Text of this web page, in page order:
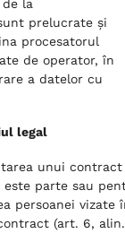
la
prelucrate și
procesatorul
de operator, în
a datelor cu
legal
unui
este parte sau
persoanei vizate
(art. 6, alin.